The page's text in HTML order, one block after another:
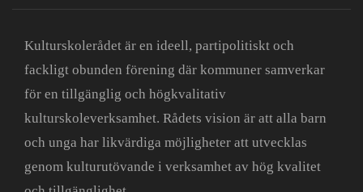
Kulturskolerådet är en ideell, partipolitiskt och
fackligt obunden förening där kommuner samverkar
för en tillgänglig och högkvalitativ
kulturskoleverksamhet. Rådets vision är att alla barn
och unga har likvärdiga möjligheter att utvecklas
genom kulturutövande i verksamhet av hög kvalitet